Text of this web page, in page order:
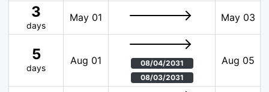
3
days
May 01 May 03
5
days
Aug 01
08/04/2031
08/03/2031
Aug 05